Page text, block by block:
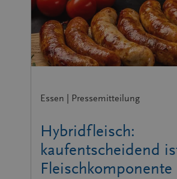
Essen | Pressemitteilung
Hybridfleisch:
kaufentscheidend
Fleischkomponente